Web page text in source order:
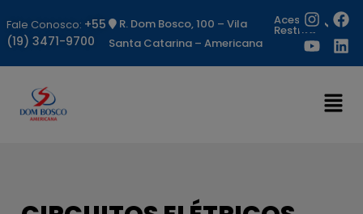
Fale Conosco: +55
(19) 3471-9700
R. Dom Bosco, 100 – Vila
Santa Catarina – Americana
Acesso
Restrito